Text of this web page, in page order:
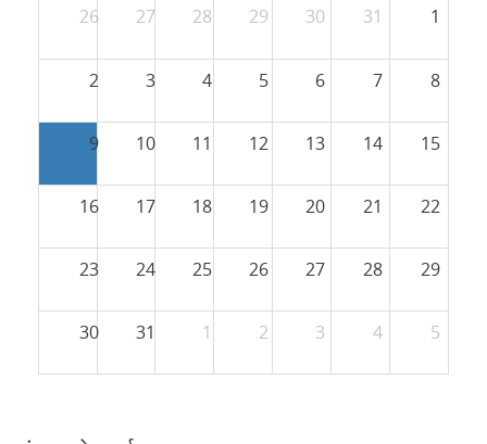
26 27 28 29 30 31 1
2 3 4 5 6 7 8
9 10 11 12 13 14 15
16 17 18 19 20 21 22
23 24 25 26 27 28 29
30 31 1 2 3 4 5